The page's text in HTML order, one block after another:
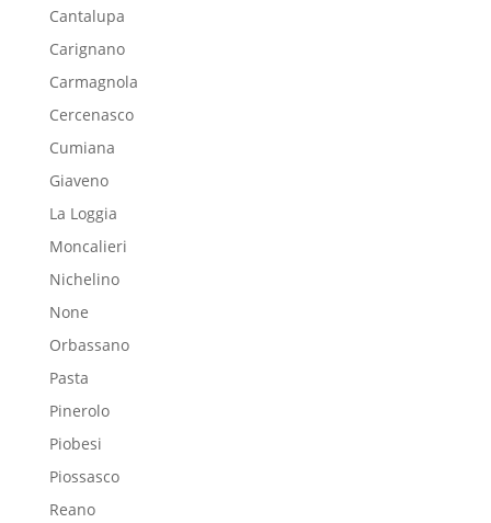
Cantalupa
Carignano
Carmagnola
Cercenasco
Cumiana
Giaveno
La Loggia
Moncalieri
Nichelino
None
Orbassano
Pasta
Pinerolo
Piobesi
Piossasco
Reano